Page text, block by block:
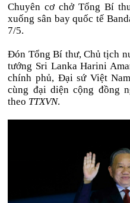
Chuyên cơ chở Tổng Bí
xuống sân bay quốc tế
7/5.
Đón Tổng Bí thư, Chủ tịch
tướng Sri Lanka Harini
chính phủ, Đại sứ Việt
cùng đại diện cộng đồng
theo TTXVN.